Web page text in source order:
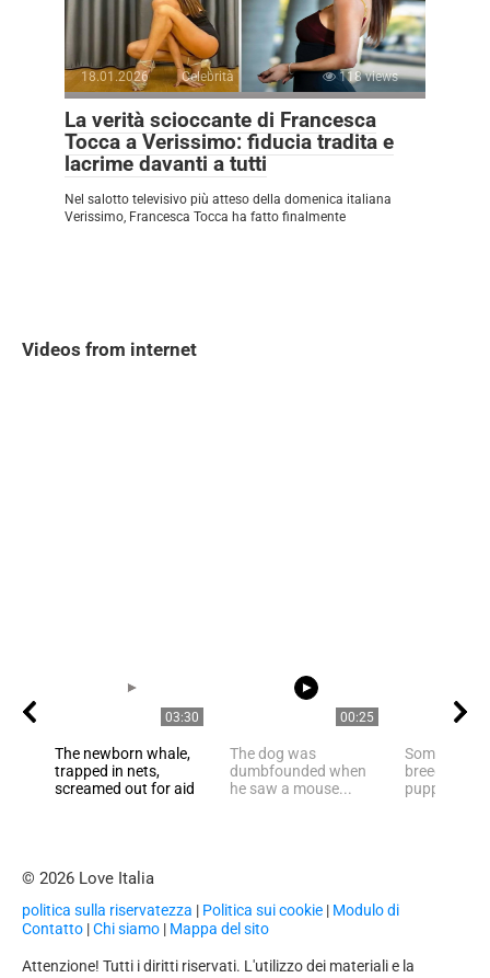
18.01.2026 Celebrità 118 views
La verità scioccante di Francesca
Tocca a Verissimo: fiducia tradita e
lacrime davanti a tutti
Nel salotto televisivo più atteso della domenica italiana
Verissimo, Francesca Tocca ha fatto finalmente
Videos from internet
03:30
The newborn whale,
trapped in nets,
screamed out for aid
00:25
The dog was
dumbfounded when
he saw a mouse...
Someone
breed
puppies
© 2026 Love Italia
politica sulla riservatezza | Politica sui cookie | Modulo di
Contatto |Chi siamo | Mappa del sito
Attenzione! Tutti i diritti riservati. L'utilizzo dei materiali e la